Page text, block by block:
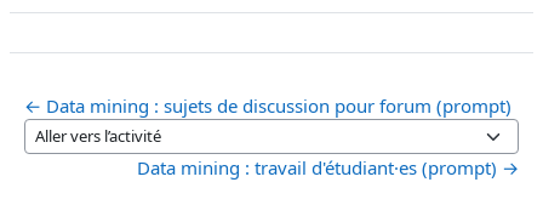
← Data mining : sujets de discussion pour forum (prompt)
Aller vers l’activité
Data mining : travail d'étudiant·es (prompt) →